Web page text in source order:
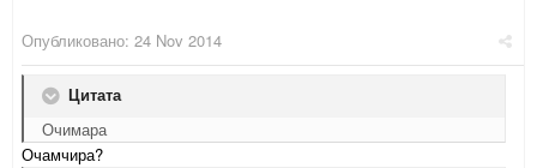
Опубликовано: 24 Nov 2014
Цитата
Очимара
Очамчира?